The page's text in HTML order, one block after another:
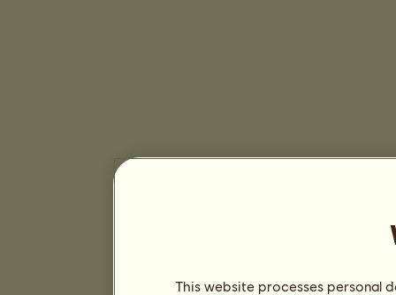
This website processes personal